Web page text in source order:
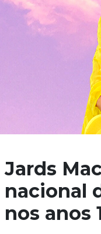
Jards
nacional
nos anos